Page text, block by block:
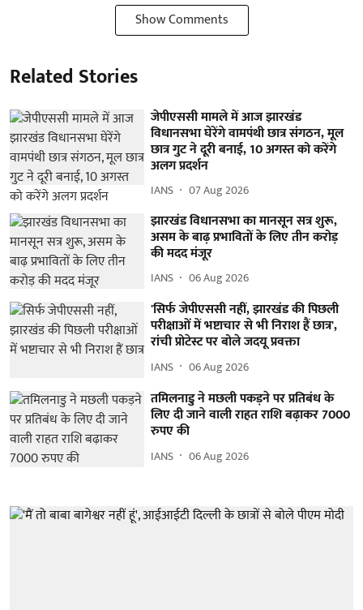
Show Comments
Related Stories
जेपीएससी मामले में आज झारखंड
विधानसभा घेरेंगे वामपंथी छात्र संगठन, मूल
छात्र गुट ने दूरी बनाई, 10 अगस्त को करेंगे
अलग प्रदर्शन
IANS 07 Aug 2026
झारखंड विधानसभा का मानसून सत्र शुरू,
असम के बाढ़ प्रभावितों के लिए तीन करोड़
की मदद मंजूर
IANS 06 Aug 2026
'सिर्फ जेपीएससी नहीं, झारखंड की पिछली
परीक्षाओं में भष्टाचार से भी निराश हैं छात्र',
रांची प्रोटेस्ट पर बोले जदयू प्रवक्ता
IANS 06 Aug 2026
तमिलनाडु ने मछली पकड़ने पर प्रतिबंध के
लिए दी जाने वाली राहत राशि बढ़ाकर 7000
रुपए की
IANS 06 Aug 2026